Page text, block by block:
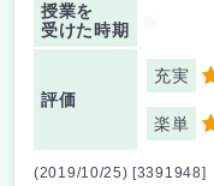
授業を
受けた時期
評価
充実 5
楽単 5
(2019/10/25) [3391948]